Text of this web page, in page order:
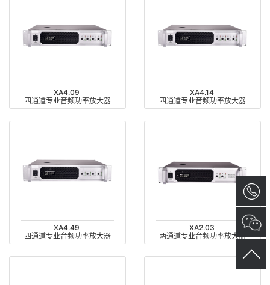
XA4.09
四通道专业音频功率放大器
XA4.14
四通道专业音频功率放大器
XA4.49
四通道专业音频功率放大器
XA2.03
两通道专业音频功率放大器